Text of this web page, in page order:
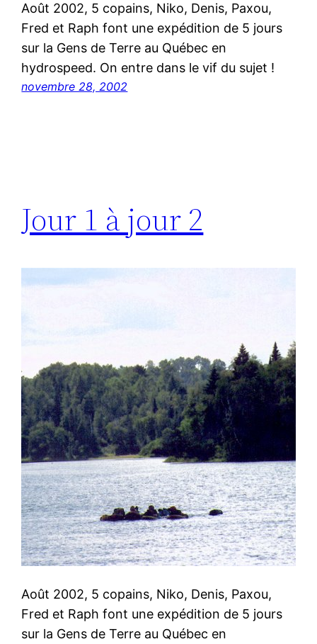
Août 2002, 5 copains, Niko, Denis, Paxou,
Fred et Raph font une expédition de 5 jours
sur la Gens de Terre au Québec en
hydrospeed. On entre dans le vif du sujet !
novembre 28, 2002
Jour 1 à jour 2
Août 2002, 5 copains, Niko, Denis, Paxou,
Fred et Raph font une expédition de 5 jours
sur la Gens de Terre au Québec en